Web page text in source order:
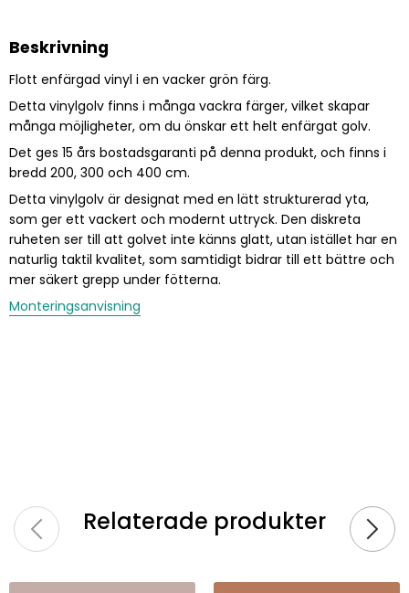
Beskrivning
Flott enfärgad vinyl i en vacker grön färg.
Detta vinylgolv finns i många vackra färger, vilket skapar
många möjligheter, om du önskar ett helt enfärgat golv.
Det ges 15 års bostadsgaranti på denna produkt, och finns i
bredd 200, 300 och 400 cm.
Detta vinylgolv är designat med en lätt strukturerad yta,
som ger ett vackert och modernt uttryck. Den diskreta
ruheten ser till att golvet inte känns glatt, utan istället har en
naturlig taktil kvalitet, som samtidigt bidrar till ett bättre och
mer säkert grepp under fötterna.
Monteringsanvisning
Relaterade produkter